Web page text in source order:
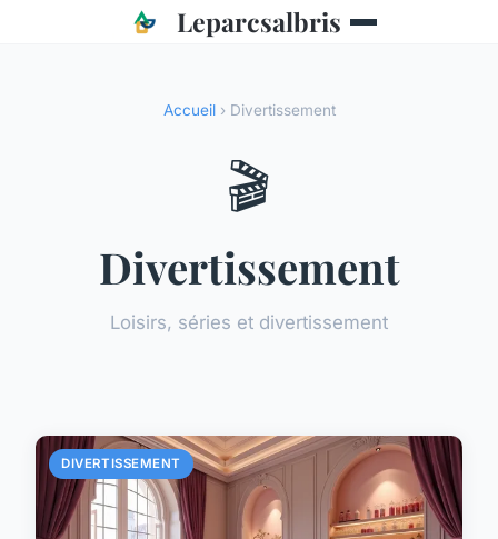
Leparcsalbris
Accueil› Divertissement
🎬
Divertissement
Loisirs, séries et divertissement
DIVERTISSEMENT